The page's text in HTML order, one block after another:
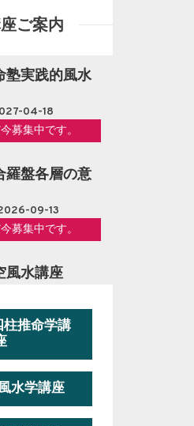
ご案内
塾実践的風水
04-18
募集中です。
羅盤各層の意
09-13
募集中です。
風水講座
終了しました。
10-25
募集中です。
柱推命学講
水学講座